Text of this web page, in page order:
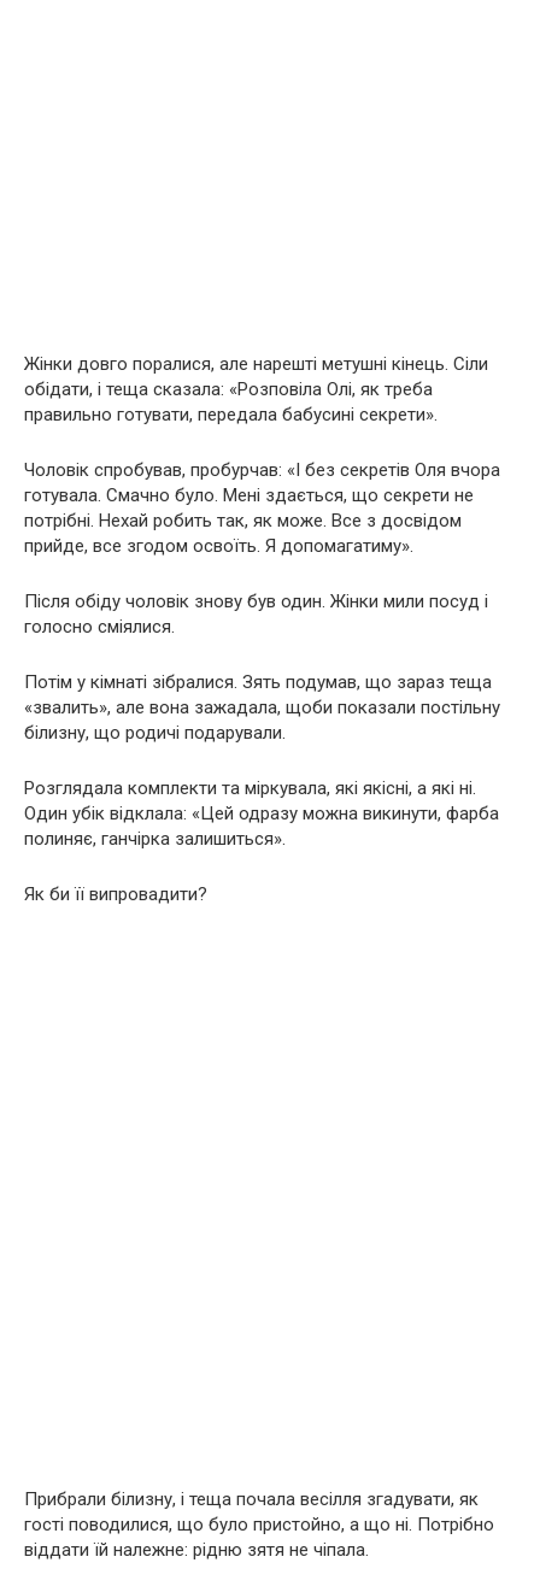
Жінки довго поралися, але нарешті метушні кінець. Сіли
обідати, і теща сказала: «Розповіла Олі, як треба
правильно готувати, передала бабусині секрети».
Чоловік спробував, пробурчав: «І без секретів Оля вчора
готувала. Смачно було. Мені здається, що секрети не
потрібні. Нехай робить так, як може. Все з досвідом
прийде, все згодом освоїть. Я допомагатиму».
Після обіду чоловік знову був один. Жінки мили посуд і
голосно сміялися.
Потім у кімнаті зібралися. Зять подумав, що зараз теща
«звалить», але вона зажадала, щоби показали постільну
білизну, що родичі подарували.
Розглядала комплекти та міркувала, які якісні, а які ні.
Один убік відклала: «Цей одразу можна викинути, фарба
полиняє, ганчірка залишиться».
Як би її випровадити?
Прибрали білизну, і теща почала весілля згадувати, як
гості поводилися, що було пристойно, а що ні. Потрібно
віддати їй належне: рідню зятя не чіпала.